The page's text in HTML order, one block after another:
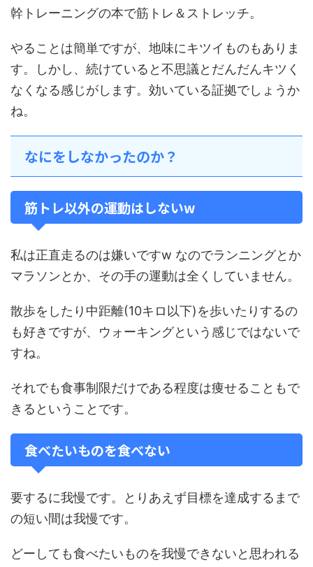
幹トレーニングの本で筋トレ＆ストレッチ。
やることは簡単ですが、地味にキツイものもありま
す。しかし、続けていると不思議とだんだんキツく
なくなる感じがします。効いている証拠でしょうか
ね。
なにをしなかったのか？
筋トレ以外の運動はしないw
私は正直走るのは嫌いですw なのでランニングとか
マラソンとか、その手の運動は全くしていません。
散歩をしたり中距離(10キロ以下)を歩いたりするの
も好きですが、ウォーキングという感じではないで
すね。
それでも食事制限だけである程度は痩せることもで
きるということです。
食べたいものを食べない
要するに我慢です。とりあえず目標を達成するまで
の短い間は我慢です。
どーしても食べたいものを我慢できないと思われる